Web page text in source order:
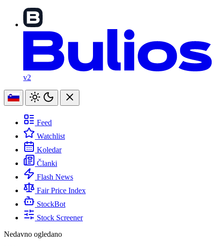
v2
Feed
Watchlist
Koledar
Članki
Flash News
Fair Price Index
StockBot
Stock Screener
Nedavno ogledano